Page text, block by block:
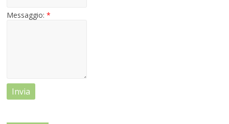
Messaggio:*